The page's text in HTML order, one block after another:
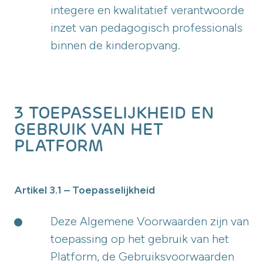
integere en kwalitatief verantwoorde
inzet van pedagogisch professionals
binnen de kinderopvang.
3 TOEPASSELIJKHEID EN
GEBRUIK VAN HET
PLATFORM
Artikel 3.1 – Toepasselijkheid
Deze Algemene Voorwaarden zijn van
toepassing op het gebruik van het
Platform, de Gebruiksvoorwaarden